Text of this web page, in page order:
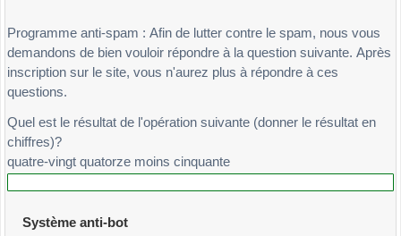
Programme anti-spam : Afin de lutter contre le spam, nous vous
demandons de bien vouloir répondre à la question suivante. Après
inscription sur le site, vous n'aurez plus à répondre à ces
questions.
Quel est le résultat de l'opération suivante (donner le résultat en
chiffres)?
quatre-vingt quatorze moins cinquante
Système anti-bot